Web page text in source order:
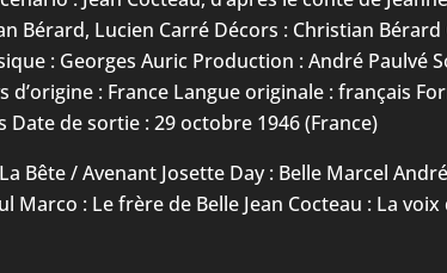
Bérard, Lucien Carré Décors : Christian
: Georges Auric Production : André Paulvé
d’origine : France Langue originale : français
Date de sortie : 29 octobre 1946 (France)
Bête / Avenant Josette Day : Belle Marcel
Marco : Le frère de Belle Jean Cocteau : La